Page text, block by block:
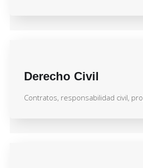
Derecho Civil
Contratos, responsabilidad civil,